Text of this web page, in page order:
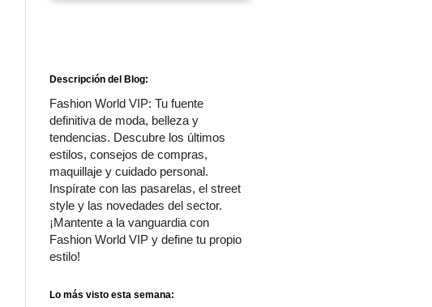
Descripción del Blog:
Fashion World VIP: Tu fuente
definitiva de moda, belleza y
tendencias. Descubre los últimos
estilos, consejos de compras,
maquillaje y cuidado personal.
Inspírate con las pasarelas, el street
style y las novedades del sector.
¡Mantente a la vanguardia con
Fashion World VIP y define tu propio
estilo!
Lo más visto esta semana: